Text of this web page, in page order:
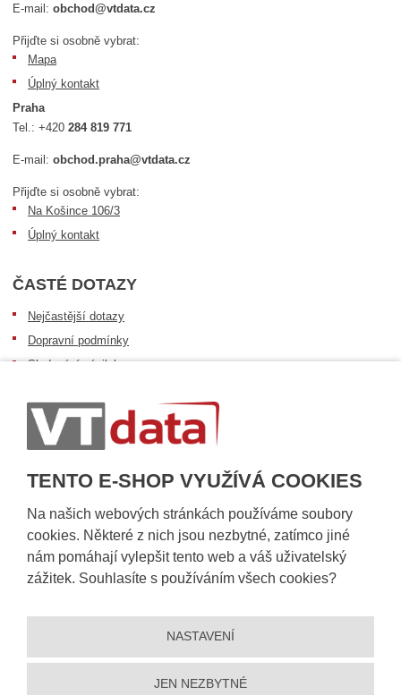
TENTO E-SHOP VYUŽÍVÁ COOKIES
Na našich webových stránkách používáme soubory
cookies. Některé z nich jsou nezbytné, zatímco jiné
nám pomáhají vylepšit tento web a váš uživatelský
zážitek. Souhlasíte s používáním všech cookies?
NASTAVENÍ
JEN NEZBYTNÉ
E-mail:obchod@vtdata.cz
Přijďte si osobně vybrat:
Mapa
Úplný kontakt
Praha
Tel.:+420284 819 771
E-mail:obchod.praha@vtdata.cz
Přijďte si osobně vybrat:
Na Košince 106/3
Úplný kontakt
ČASTÉ DOTAZY
Nejčastější dotazy
Dopravní podmínky
Sledování zásilek
Informace k dostupnosti zboží
Obecné informace
Prohlášení o přístupnosti |Ochrana osobních údajů |Mapa stránek ||